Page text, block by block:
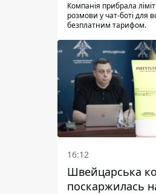
Компанія прибрала
розмови у чат-боті для
безплатним тарифом.
16:12
Швейцарська
поскаржилась